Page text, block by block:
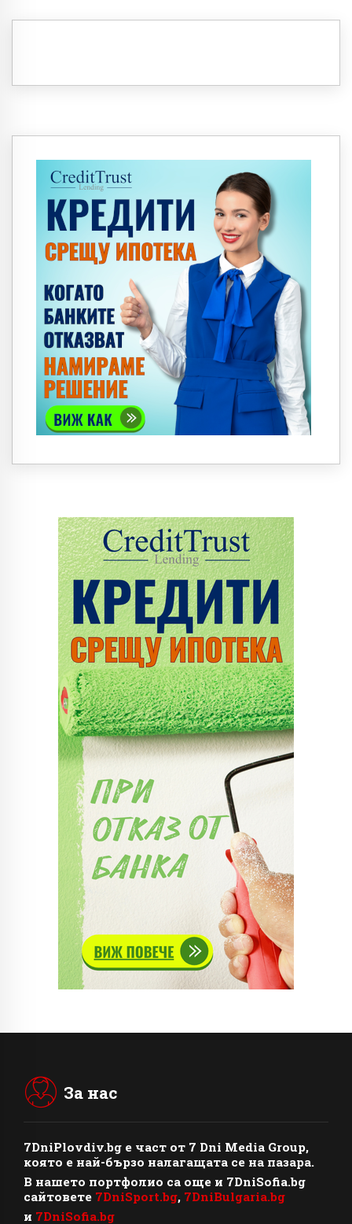
За нас
7DniPlovdiv.bg e част от 7 Dni Media Group,
която е най-бързо налагащата се на пазара.
В нашето портфолио са още и 7DniSofia.bg
сайтовете 7DniSport.bg, 7DniBulgaria.bg
и 7DniSofia.bg